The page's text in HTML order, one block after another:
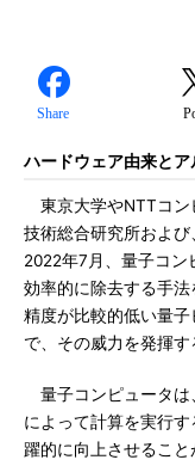
Share
ハードウェア由来と
東京大学やNTTコン
技術総合研究所およ
2022年7月、量子コン
効率的に除去する手
精度が比較的低い量
で、その威力を発揮す
量子コンピュータは
によって計算を実行
躍的に向上させるこ